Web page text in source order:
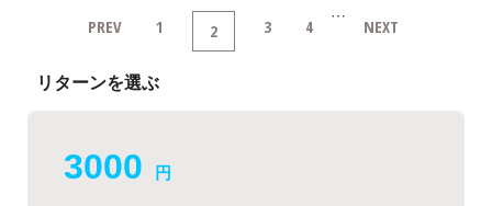
PREV 1 2 3 4 … NEXT
リターンを選ぶ
3000 円